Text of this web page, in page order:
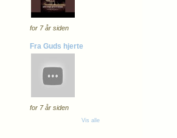
for 7 år siden
Fra Guds hjerte
for 7 år siden
Vis alle